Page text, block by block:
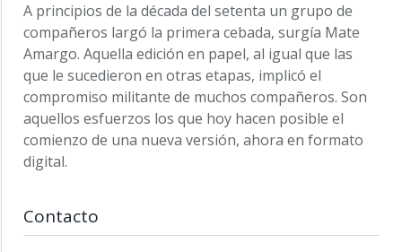
A principios de la década del setenta un grupo de
compañeros largó la primera cebada, surgía Mate
Amargo. Aquella edición en papel, al igual que las
que le sucedieron en otras etapas, implicó el
compromiso militante de muchos compañeros. Son
aquellos esfuerzos los que hoy hacen posible el
comienzo de una nueva versión, ahora en formato
digital.
Contacto